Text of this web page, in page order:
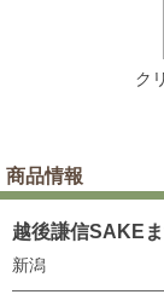
ク
商品情報
越後謙信SAKE
新潟